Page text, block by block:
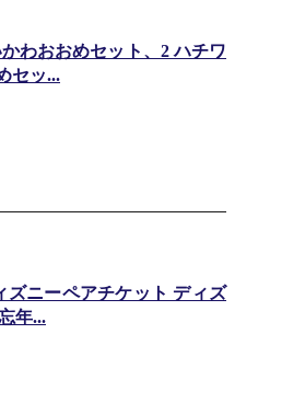
わおおめセット、2 ハチワ
セッ...
ズニーペアチケット ディズ
年...